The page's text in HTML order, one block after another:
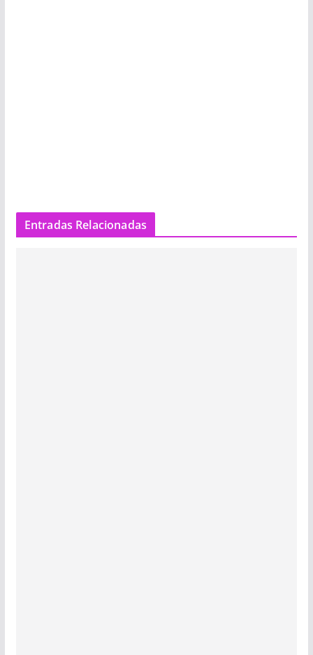
Entradas Relacionadas